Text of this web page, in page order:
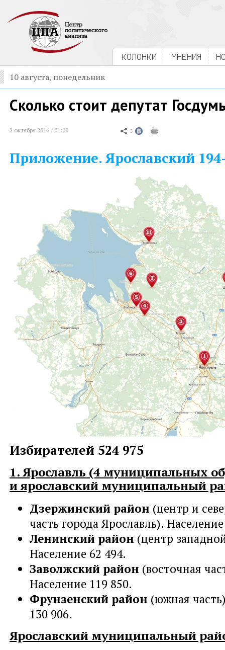
КОЛОНКИ МНЕНИЯ
10 августа, понедельник
Сколько стоит депутат
2 октября 2016 / 01:00
Приложение. Ярославский
Избирателей 524 975
1. Ярославль (4 муниципальных
и ярославский муниципальный
Дзержинский район (центр и
часть города Ярославль).
Ленинский район (центр
Население 62 494.
Заволжский район (восточная
Население 119 850.
Фрунзенский район (южная
130 906.
Ярославский муниципальный